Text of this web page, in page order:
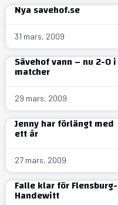
Nya savehof.se
31 mars, 2009
Sävehof vann – nu 2-0 i
matcher
29 mars, 2009
Jenny har förlängt med
ett år
27 mars, 2009
Falle klar för Flensburg-
Handewitt